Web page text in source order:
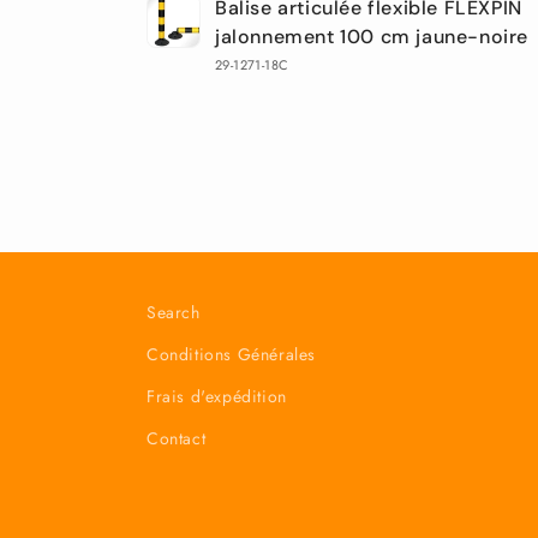
panier
Balise articulée flexible FLEXPIN
jalonnement 100 cm jaune-noire
29-1271-18C
Search
Conditions Générales
Frais d'expédition
Contact